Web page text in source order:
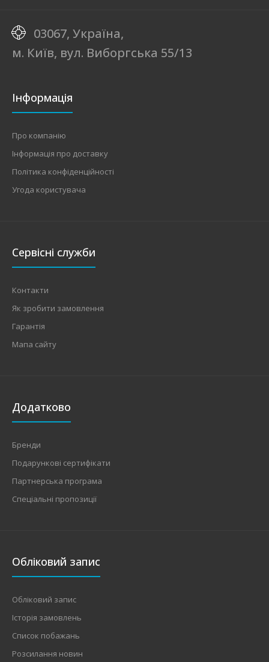
03067, Україна,
м. Київ, вул. Виборгська 55/13
Інформація
Про компанію
Інформація про доставку
Політика конфіденційності
Угода користувача
Сервісні служби
Контакти
Як зробити замовлення
Гарантія
Мапа сайту
Додатково
Бренди
Подарункові сертифікати
Партнерська програма
Спеціальні пропозиції
Обліковий запис
Обліковий запис
Історія замовлень
Список побажань
Розсилання новин